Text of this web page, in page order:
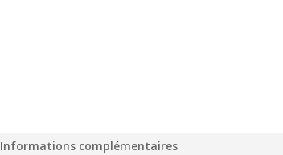
Informations complémentaires